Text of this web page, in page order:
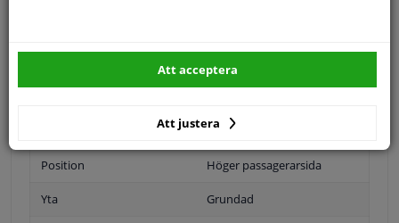
Specifikationer
Position Höger passagerarsida
Yta Grundad
Att justera
Att acceptera